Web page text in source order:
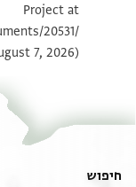
תנאי היתר שימוש
Project at
20531/
7, 2026).
חיפוש